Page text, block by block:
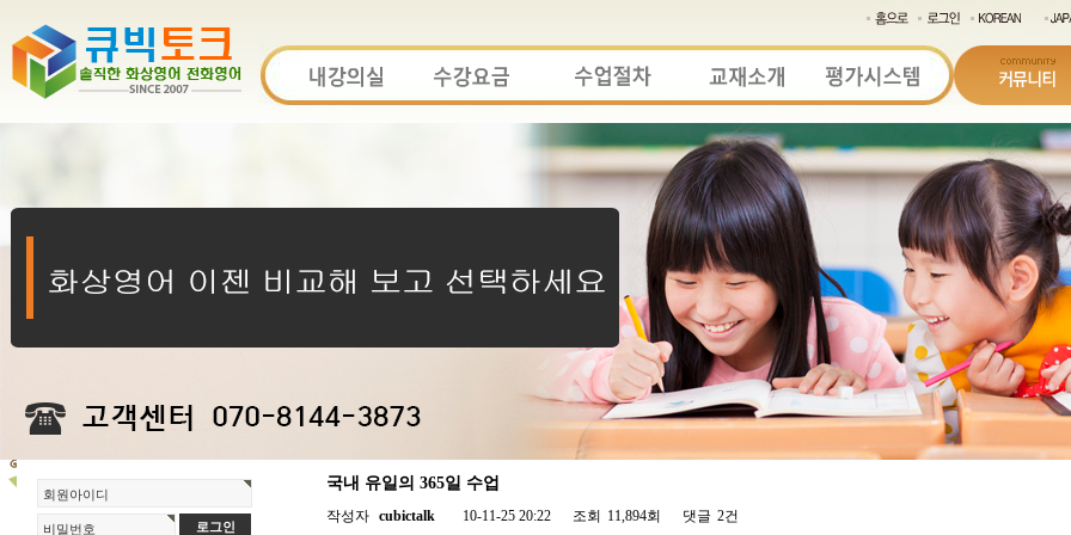
회원아이디
비밀번호
국내 유일의 365일 수업
작성자 cubictalk 10-11-25 20:22 조회 11,894회 댓글 2건